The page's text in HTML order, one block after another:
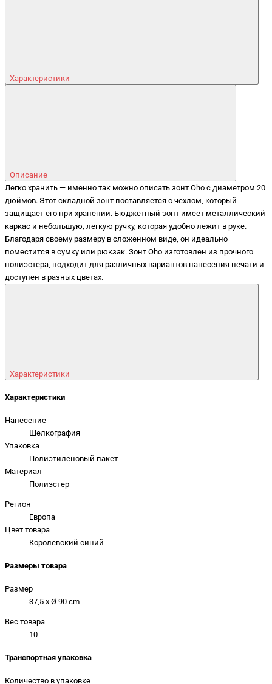
Характеристики
Описание
Легко хранить — именно так можно описать зонт Oho с диаметром 20
дюймов. Этот складной зонт поставляется с чехлом, который
защищает его при хранении. Бюджетный зонт имеет металлический
каркас и небольшую, легкую ручку, которая удобно лежит в руке.
Благодаря своему размеру в сложенном виде, он идеально
поместится в сумку или рюкзак. Зонт Oho изготовлен из прочного
полиэстера, подходит для различных вариантов нанесения печати и
доступен в разных цветах.
Характеристики
Характеристики
Нанесение
Шелкография
Упаковка
Полиэтиленовый пакет
Материал
Полиэстер
Регион
Европа
Цвет товара
Королевский синий
Размеры товара
Размер
37,5 x Ø 90 cm
Вес товара
10
Транспортная упаковка
Количество в упаковке